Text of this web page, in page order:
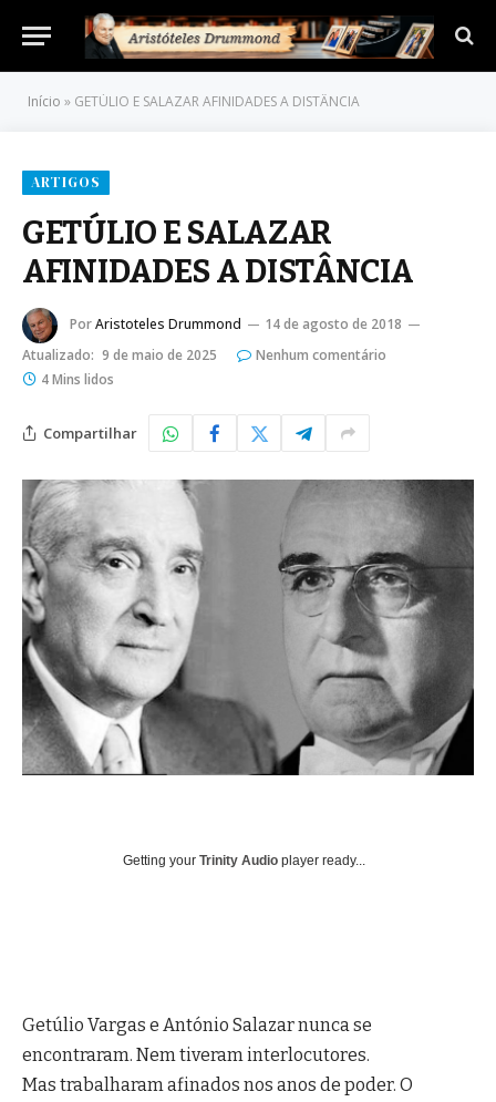
Início » GETÚLIO E SALAZAR AFINIDADES A DISTÂNCIA
ARTIGOS
GETÚLIO E SALAZAR
AFINIDADES A DISTÂNCIA
PorAristoteles Drummond
14 de agosto de 2018
Atualizado: 9 de maio de 2025
Nenhum comentário
4 Mins lidos
Compartilhar
Getting your Trinity Audio player ready...
Getúlio Vargas e António Salazar nunca se
encontraram. Nem tiveram interlocutores.
Mas trabalharam afinados nos anos de poder. O